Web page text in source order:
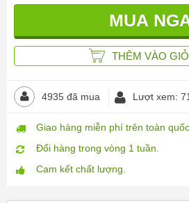
THÊM VÀO
4935 đã mua Lượt xem:
Giao hàng miễn phí trên toàn
Đổi hàng trong vòng 1 tuần.
Cam kết chất lượng.